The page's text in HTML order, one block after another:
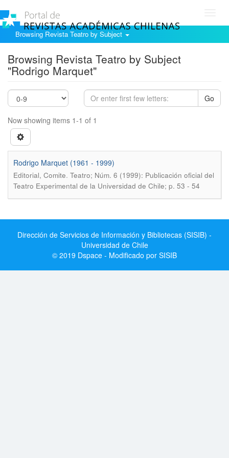
Browsing Revista Teatro by Subject
Browsing Revista Teatro by Subject
"Rodrigo Marquet"
Go
Now showing items 1-1 of 1
Rodrigo Marquet (1961 - 1999)
Editorial, Comite. Teatro; Núm. 6 (1999): Publicación oficial del
Teatro Experimental de la Universidad de Chile; p. 53 - 54
Dirección de Servicios de Información y Bibliotecas (SISIB) -
Universidad de Chile
© 2019 Dspace - Modificado por SISIB